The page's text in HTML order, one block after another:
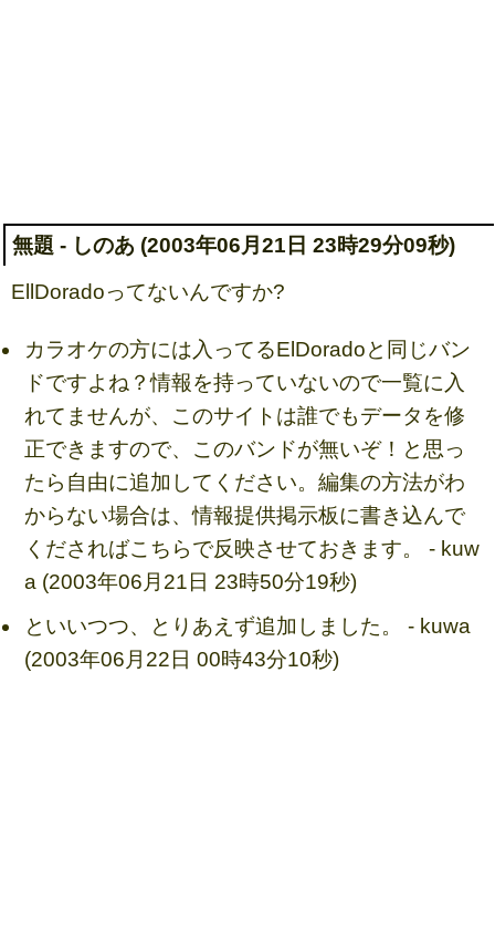
無題 - しのあ (2003年06月21日 23時29分09秒)
EllDoradoってないんですか?
カラオケの方には入ってるElDoradoと同じバン
ドですよね？情報を持っていないので一覧に入
れてませんが、このサイトは誰でもデータを修
正できますので、このバンドが無いぞ！と思っ
たら自由に追加してください。編集の方法がわ
からない場合は、情報提供掲示板に書き込んで
くださればこちらで反映させておきます。 - kuw
a (2003年06月21日 23時50分19秒)
といいつつ、とりあえず追加しました。 - kuwa
(2003年06月22日 00時43分10秒)